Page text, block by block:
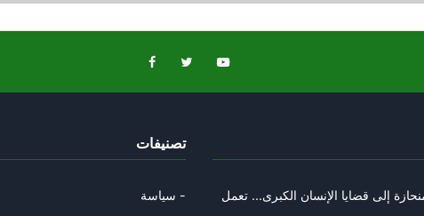
تصنيفات
سياسة -
إلى قضايا الإنسان الكبرى... تعمل